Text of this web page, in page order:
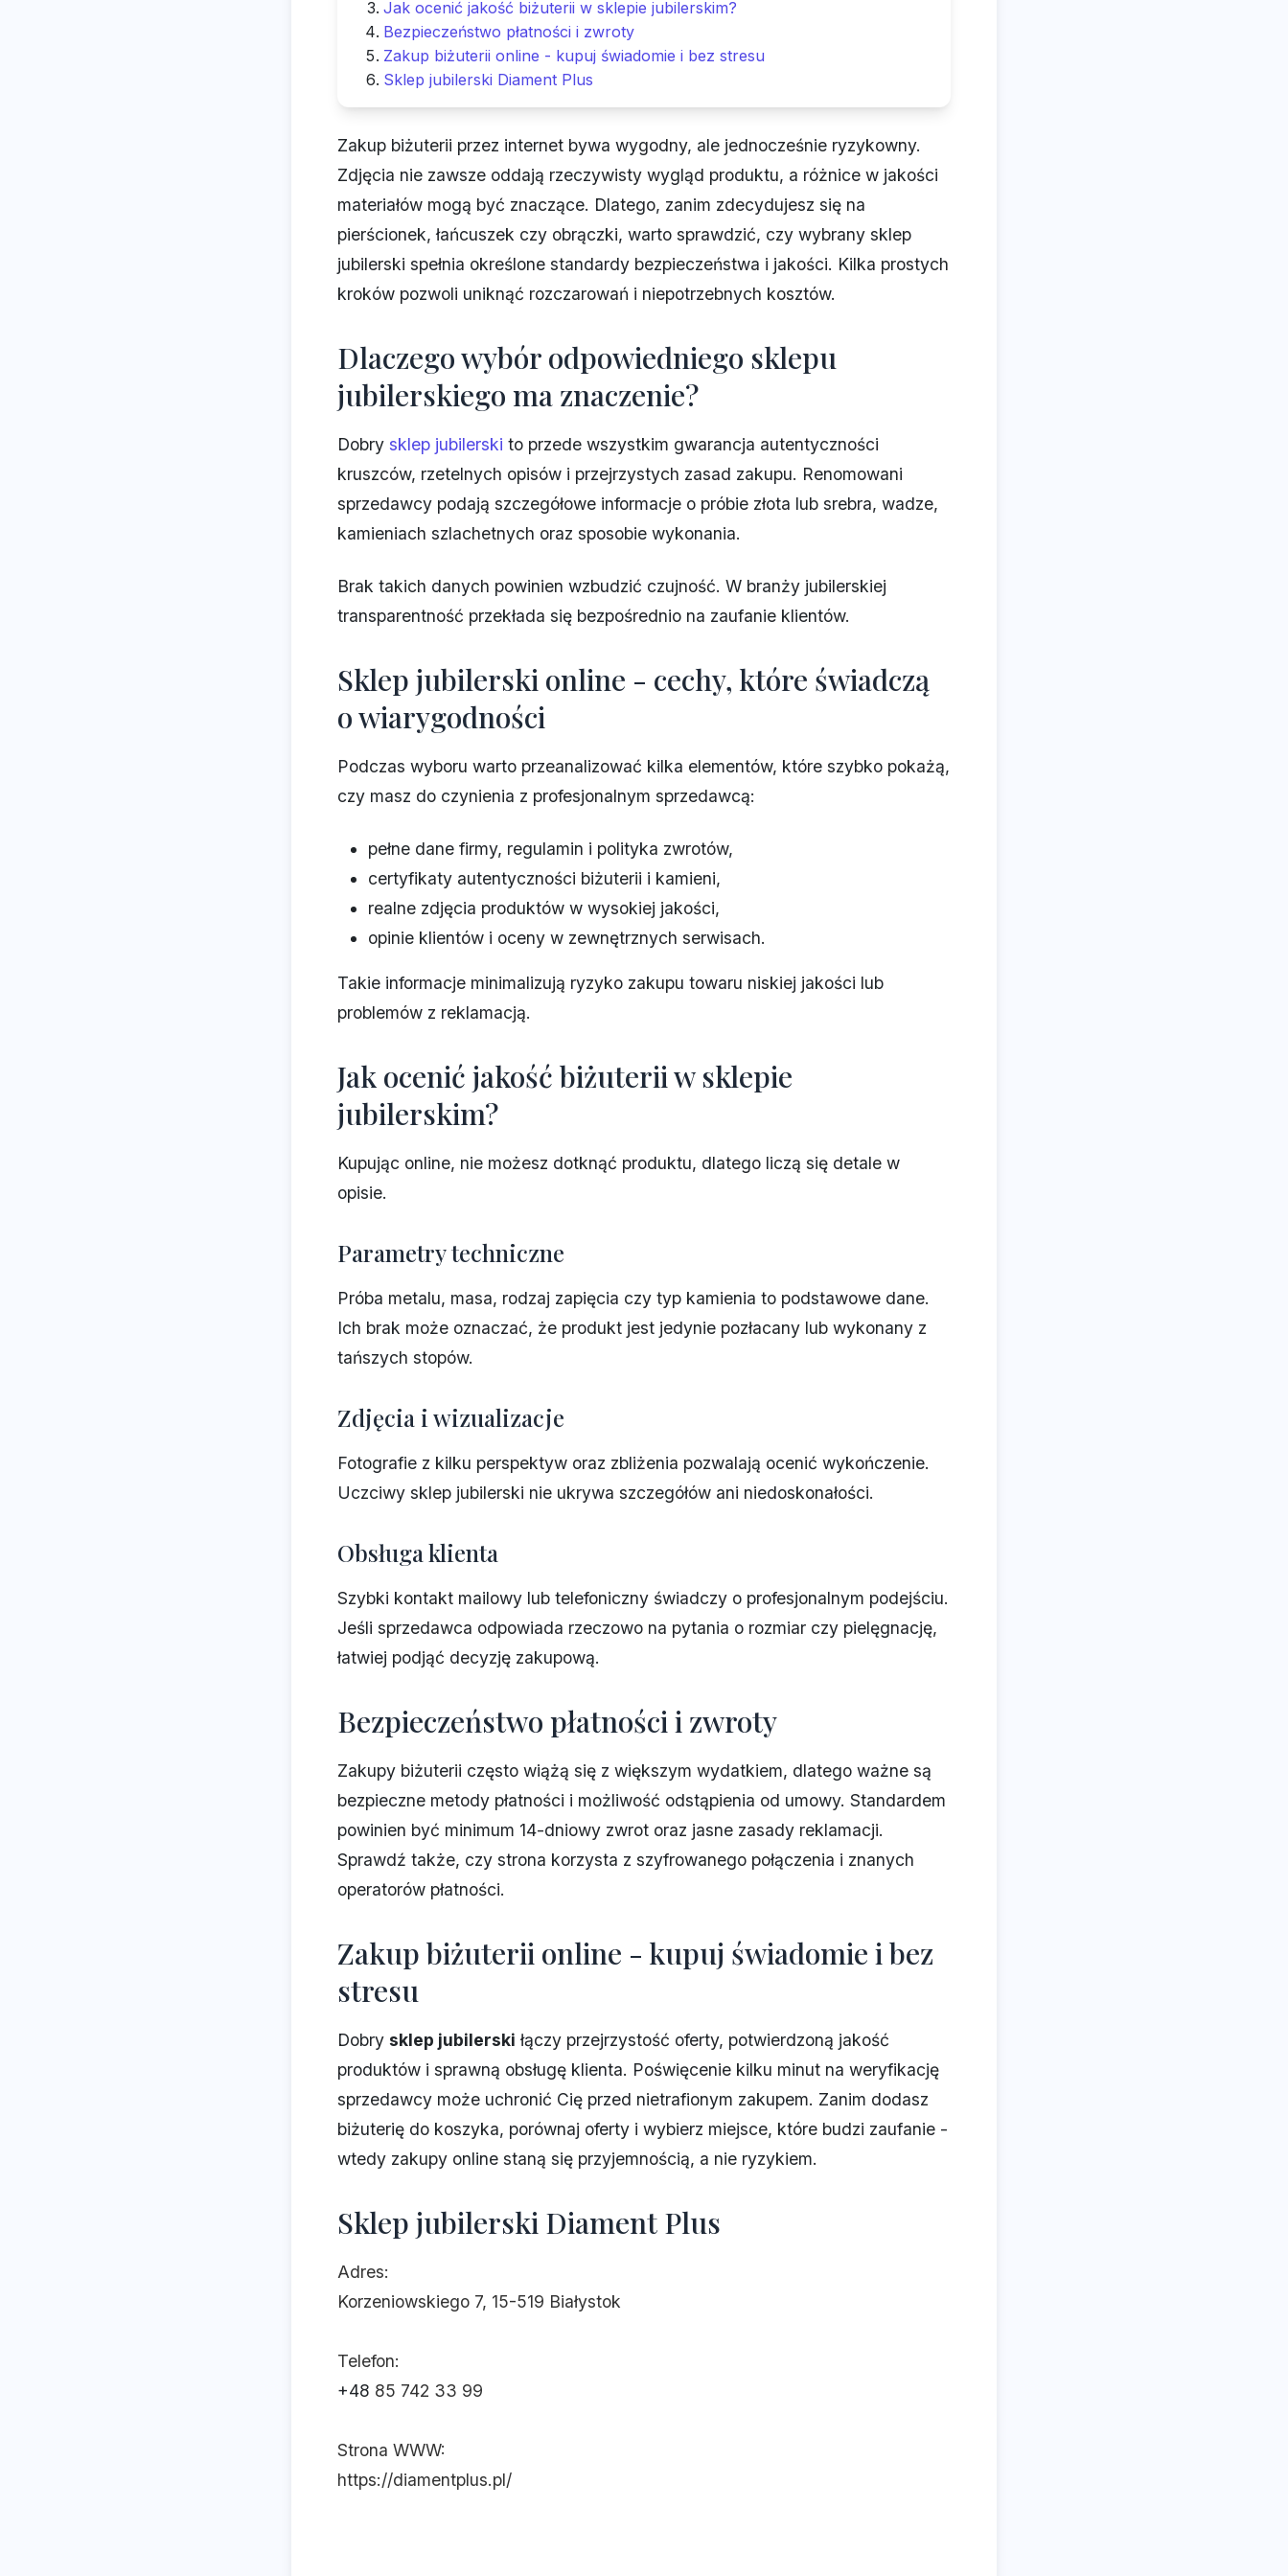
Jak ocenić jakość biżuterii w sklepie jubilerskim?
Bezpieczeństwo płatności i zwroty
Zakup biżuterii online - kupuj świadomie i bez stresu
Sklep jubilerski Diament Plus
Zakup biżuterii przez internet bywa wygodny, ale jednocześnie ryzykowny.
Zdjęcia nie zawsze oddają rzeczywisty wygląd produktu, a różnice w jakości
materiałów mogą być znaczące. Dlatego, zanim zdecydujesz się na
pierścionek, łańcuszek czy obrączki, warto sprawdzić, czy wybrany sklep
jubilerski spełnia określone standardy bezpieczeństwa i jakości. Kilka prostych
kroków pozwoli uniknąć rozczarowań i niepotrzebnych kosztów.
Dlaczego wybór odpowiedniego sklepu
jubilerskiego ma znaczenie?
Dobry sklep jubilerski to przede wszystkim gwarancja autentyczności
kruszców, rzetelnych opisów i przejrzystych zasad zakupu. Renomowani
sprzedawcy podają szczegółowe informacje o próbie złota lub srebra, wadze,
kamieniach szlachetnych oraz sposobie wykonania.
Brak takich danych powinien wzbudzić czujność. W branży jubilerskiej
transparentność przekłada się bezpośrednio na zaufanie klientów.
Sklep jubilerski online - cechy, które świadczą
o wiarygodności
Podczas wyboru warto przeanalizować kilka elementów, które szybko pokażą,
czy masz do czynienia z profesjonalnym sprzedawcą:
pełne dane firmy, regulamin i polityka zwrotów,
certyfikaty autentyczności biżuterii i kamieni,
realne zdjęcia produktów w wysokiej jakości,
opinie klientów i oceny w zewnętrznych serwisach.
Takie informacje minimalizują ryzyko zakupu towaru niskiej jakości lub
problemów z reklamacją.
Jak ocenić jakość biżuterii w sklepie
jubilerskim?
Kupując online, nie możesz dotknąć produktu, dlatego liczą się detale w
opisie.
Parametry techniczne
Próba metalu, masa, rodzaj zapięcia czy typ kamienia to podstawowe dane.
Ich brak może oznaczać, że produkt jest jedynie pozłacany lub wykonany z
tańszych stopów.
Zdjęcia i wizualizacje
Fotografie z kilku perspektyw oraz zbliżenia pozwalają ocenić wykończenie.
Uczciwy sklep jubilerski nie ukrywa szczegółów ani niedoskonałości.
Obsługa klienta
Szybki kontakt mailowy lub telefoniczny świadczy o profesjonalnym podejściu.
Jeśli sprzedawca odpowiada rzeczowo na pytania o rozmiar czy pielęgnację,
łatwiej podjąć decyzję zakupową.
Bezpieczeństwo płatności i zwroty
Zakupy biżuterii często wiążą się z większym wydatkiem, dlatego ważne są
bezpieczne metody płatności i możliwość odstąpienia od umowy. Standardem
powinien być minimum 14-dniowy zwrot oraz jasne zasady reklamacji.
Sprawdź także, czy strona korzysta z szyfrowanego połączenia i znanych
operatorów płatności.
Zakup biżuterii online - kupuj świadomie i bez
stresu
Dobry sklep jubilerski łączy przejrzystość oferty, potwierdzoną jakość
produktów i sprawną obsługę klienta. Poświęcenie kilku minut na weryfikację
sprzedawcy może uchronić Cię przed nietrafionym zakupem. Zanim dodasz
biżuterię do koszyka, porównaj oferty i wybierz miejsce, które budzi zaufanie -
wtedy zakupy online staną się przyjemnością, a nie ryzykiem.
Sklep jubilerski Diament Plus
Adres:
Korzeniowskiego 7, 15-519 Białystok
Telefon:
+48 85 742 33 99
Strona WWW:
https://diamentplus.pl/